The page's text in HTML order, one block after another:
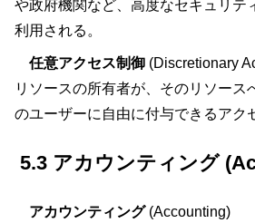
や政府機関など、高度なセキュリテ
利用される。
任意アクセス制御 (Discretionary
リソースの所有者が、そのリソース
のユーザーに自由に付与できるアク
5.3 アカウンティング
アカウンティング (Accounting)